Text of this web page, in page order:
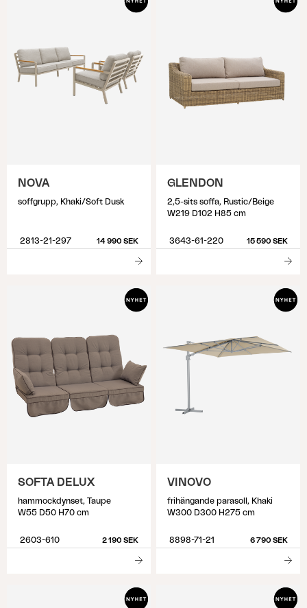
NOVA
soffgrupp, Khaki/Soft Dusk
2813-21-297 14 990 SEK
GLENDON
2,5-sits soffa, Rustic/Beige
W219 D102 H85 cm
3643-61-220 15 590 SEK
SOFTA DELUX
hammockdynset, Taupe
W55 D50 H70 cm
2603-610 2 190 SEK
VINOVO
frihängande parasoll, Khaki
W300 D300 H275 cm
8898-71-21 6 790 SEK